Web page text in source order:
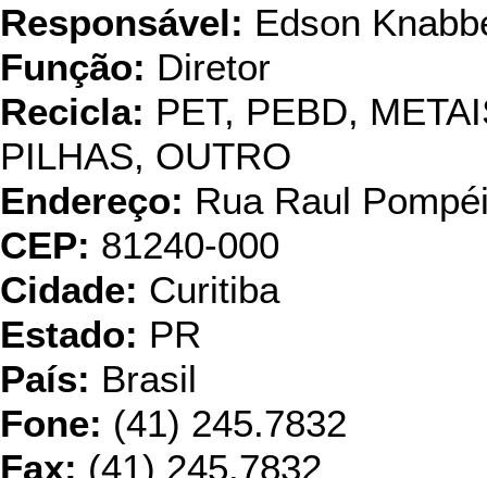
Responsável: Edson
Função: Diretor
Recicla: PET, PEBD,
PILHAS, OUTRO
Endereço: Rua Raul
CEP: 81240-000
Cidade: Curitiba
Estado: PR
País: Brasil
Fone: (41) 245.7832
Fax: (41) 245.7832